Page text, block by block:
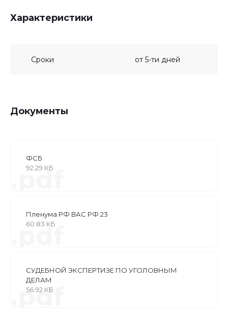
Характеристики
Сроки от 5-ти дней
Документы
ФСБ
92.29 КБ
.pdf
Пленума РФ ВАС РФ 23
60.83 КБ
.pdf
СУДЕБНОЙ ЭКСПЕРТИЗЕ ПО УГОЛОВНЫМ
ДЕЛАМ
56.92 КБ
.pdf